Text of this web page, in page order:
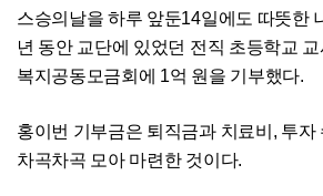
스승의날을 하루 앞둔14일에도 따뜻한
년 동안 교단에 있었던 전직 초등학교
복지공동모금회에 1억 원을 기부했다.
홍이번 기부금은 퇴직금과 치료비, 투자
차곡차곡 모아 마련한 것이다.